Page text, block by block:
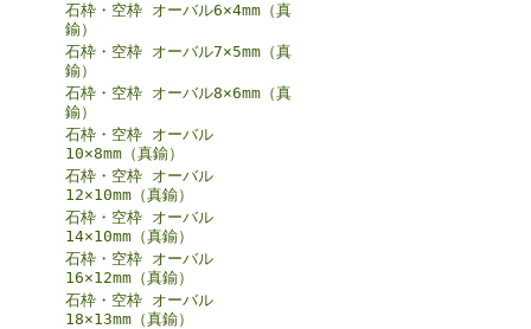
石枠・空枠 オーバル6×4mm（真
鍮）
石枠・空枠 オーバル7×5mm（真
鍮）
石枠・空枠 オーバル8×6mm（真
鍮）
石枠・空枠 オーバル
10×8mm（真鍮）
石枠・空枠 オーバル
12×10mm（真鍮）
石枠・空枠 オーバル
14×10mm（真鍮）
石枠・空枠 オーバル
16×12mm（真鍮）
石枠・空枠 オーバル
18×13mm（真鍮）